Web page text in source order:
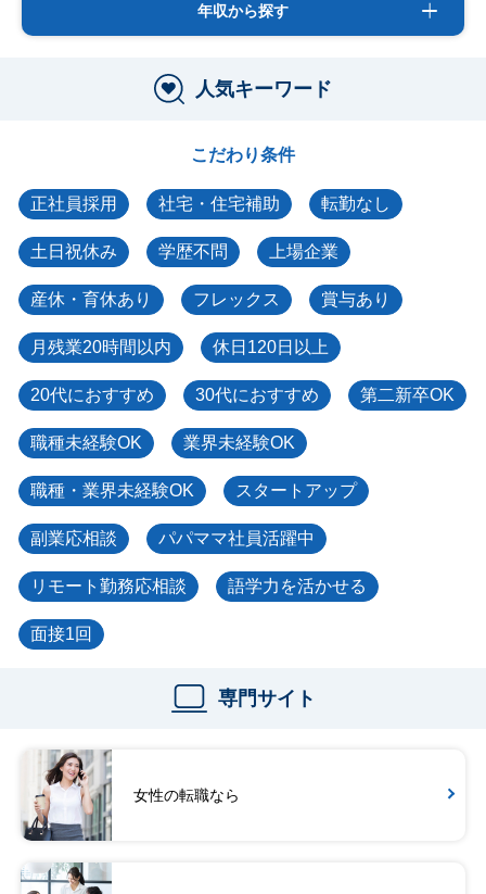
年収から探す
人気キーワード
こだわり条件
正社員採用 社宅・住宅補助 転勤なし
土日祝休み 学歴不問 上場企業
産休・育休あり フレックス 賞与あり
月残業20時間以内 休日120日以上
20代におすすめ 30代におすすめ 第二新卒OK
職種未経験OK 業界未経験OK
職種・業界未経験OK スタートアップ
副業応相談 パパママ社員活躍中
リモート勤務応相談 語学力を活かせる
面接1回
専門サイト
女性の転職なら